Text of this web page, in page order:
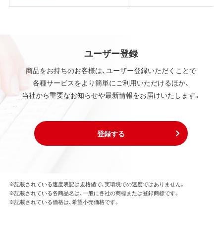
ユーザー登録
商品をお持ちのお客様は、ユーザー登録いただくことで
各種サービスをより簡単にご利用いただけるほか、
当社から重要なお知らせや最新情報をお届けいたします。
登録する
※記載されている速度表記は規格値で、実環境での速度ではありません。
※記載されている各商品名は、一般に各社の商標または登録商標です。
※記載されている価格は、希望小売価格です。